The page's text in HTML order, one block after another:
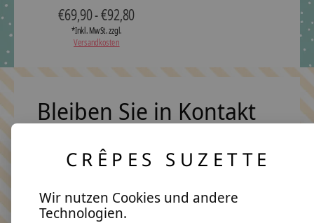
€69,90 - €92,80
*Inkl. MwSt. zzgl.
Versandkosten
Bleiben Sie in Kontakt
Keine Sorge, wir übertreiben es nicht
CRÊPES SUZETTE
Wir nutzen Cookies und andere
Technologien.